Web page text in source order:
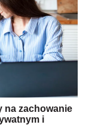
na zachowanie
i